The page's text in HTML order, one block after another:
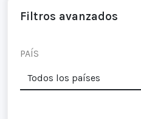
Filtros avanzados
PAÍS